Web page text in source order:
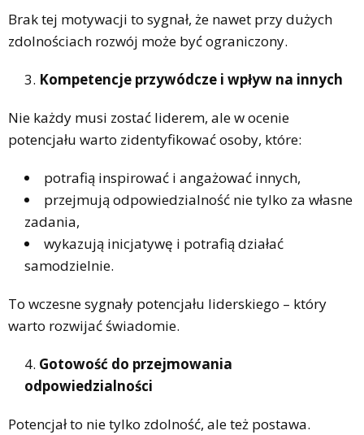
Brak tej motywacji to sygnał, że nawet przy dużych
zdolnościach rozwój może być ograniczony.
Kompetencje przywódcze i wpływ na innych
Nie każdy musi zostać liderem, ale w ocenie
potencjału warto zidentyfikować osoby, które:
potrafią inspirować i angażować innych,
przejmują odpowiedzialność nie tylko za własne
zadania,
wykazują inicjatywę i potrafią działać
samodzielnie.
To wczesne sygnały potencjału liderskiego – który
warto rozwijać świadomie.
Gotowość do przejmowania
odpowiedzialności
Potencjał to nie tylko zdolność, ale też postawa.